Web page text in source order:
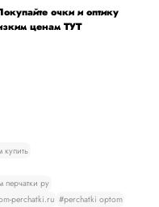
очки и оптику
ценам ТУТ
купить
перчатки ру
perchatki.ru #perchatki optom